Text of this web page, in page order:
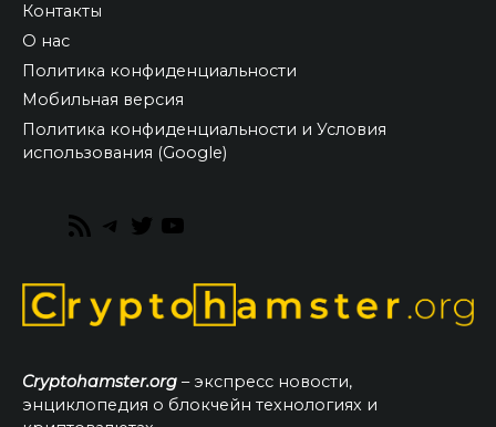
Контакты
О нас
Политика конфиденциальности
Мобильная версия
Политика конфиденциальности и Условия
использования (Google)
RSS
Telegram
Twitter
Cryptohamster.org – экспресс новости,
энциклопедия о блокчейн технологиях и